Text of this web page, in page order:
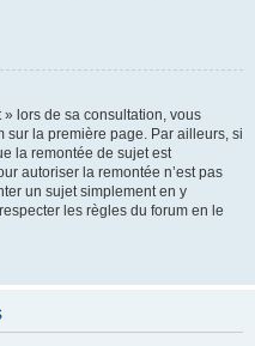
lors de sa consultation, vous
sur la première page. Par ailleurs, si
la remontée de sujet est
autoriser la remontée n’est pas
un sujet simplement en y
les règles du forum en le